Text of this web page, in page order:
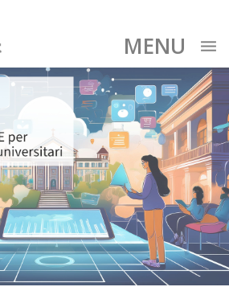
MENU